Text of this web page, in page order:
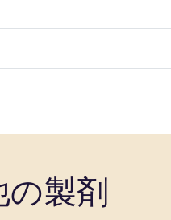
製剤